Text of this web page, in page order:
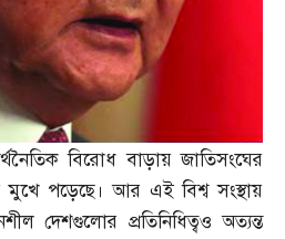
বিরোধ বাড়ায় জাতিসংঘের
মুখে পড়েছে। আর এই বিশ্ব সংস্থায়
দেশগুলোর প্রতিনিধিত্বও অত্যন্ত